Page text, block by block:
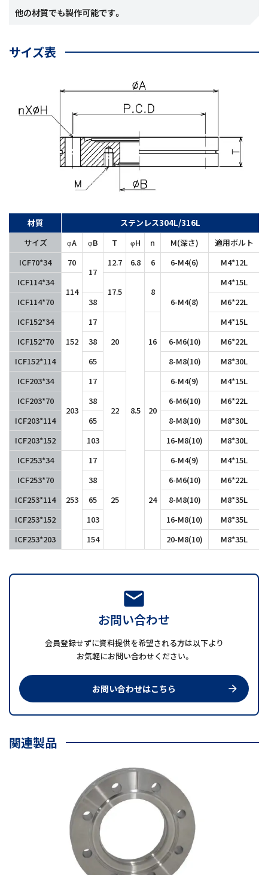
他の材質でも製作可能です。
サイズ表
材質
ステンレス304L/316L
サイズ
φA φB T φH n M(深さ)
適用ボルト
ICF70*34
70
17
12.7 6.8 6 6-M4(6)
M4*12L
ICF114*34
114
17.5
8.5
8
6-M4(8)
M4*15L
ICF114*70
38
M6*22L
ICF152*34
152
17
20
16
M4*15L
ICF152*70
38 6-M6(10)
M6*22L
ICF152*114
65 8-M8(10)
M8*30L
ICF203*34
203
17
22 20
6-M4(9)
M4*15L
ICF203*70
38 6-M6(10)
M6*22L
ICF203*114
65 8-M8(10)
M8*30L
ICF203*152
103 16-M8(10)
M8*30L
ICF253*34
253
17
25 24
6-M4(9)
M4*15L
ICF253*70
38 6-M6(10)
M6*22L
ICF253*114
65 8-M8(10)
M8*35L
ICF253*152
103 16-M8(10)
M8*35L
ICF253*203
154 20-M8(10) M8*35L
mail
お問い合わせ
会員登録せずに資料提供を希望される方は以下より
お気軽にお問い合わせください。
お問い合わせはこちら arrow_forward
関連製品